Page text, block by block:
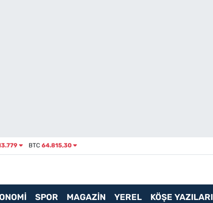
BTC 64.815,30
SPOR MAGAZİN YEREL KÖŞE YAZILARI